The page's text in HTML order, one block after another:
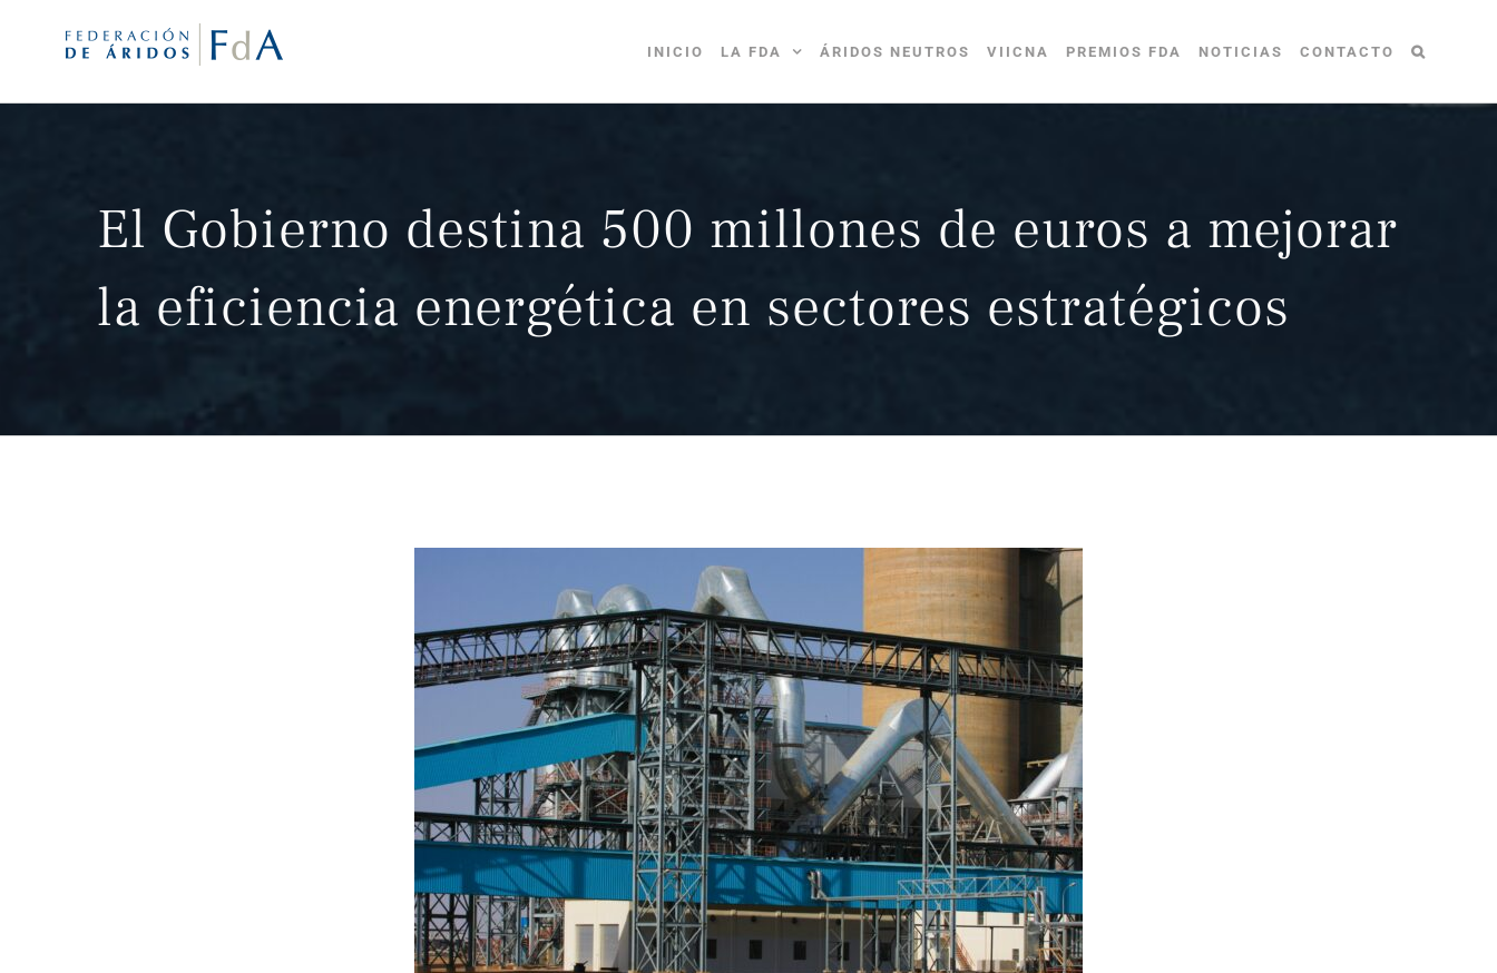
INICIO LA FDA ÁRIDOS NEUTROS VIICNA PREMIOS FDA NOTICIAS CONTACTO
El Gobierno destina 500 millones de euros a mejorar
la eficiencia energética en sectores estratégicos